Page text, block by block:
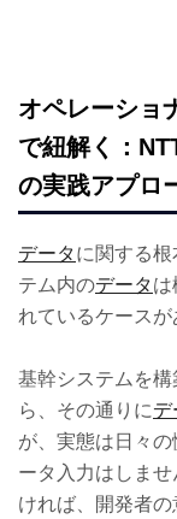
オペレーショ
で紐解く：
の実践アプロ
データに関する
テム内のデータは
れているケースが
基幹システムを
ら、その通りにデ
が、実態は日々
ータ入力はしま
ければ、開発者